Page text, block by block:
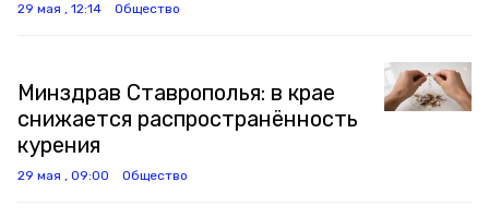
29 мая , 12:14 Общество
Минздрав Ставрополья: в крае
снижается распространённость
курения
29 мая , 09:00 Общество